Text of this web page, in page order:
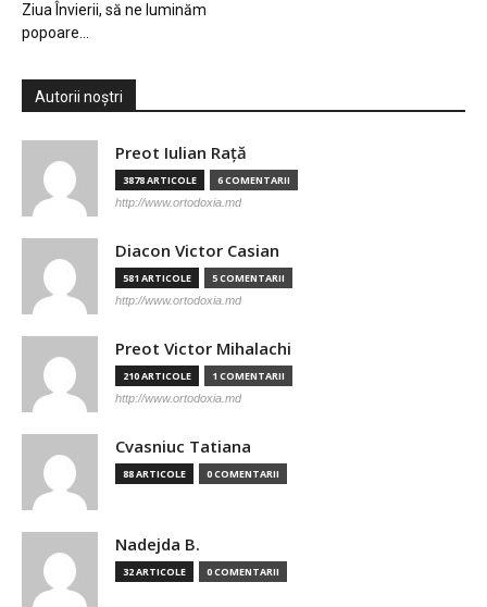
Ziua Învierii, să ne luminăm
popoare…
Autorii noștri
Preot Iulian Raţă
3878 ARTICOLE 6 COMENTARII
http://www.ortodoxia.md
Diacon Victor Casian
581 ARTICOLE 5 COMENTARII
http://www.ortodoxia.md
Preot Victor Mihalachi
210 ARTICOLE 1 COMENTARII
http://www.ortodoxia.md
Cvasniuc Tatiana
88 ARTICOLE 0 COMENTARII
Nadejda B.
32 ARTICOLE 0 COMENTARII